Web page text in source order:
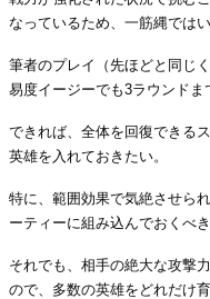
なっているため、一筋縄ではい
筆者のプレイ（先ほどと同じ
易度イージーでも3ラウンドま
できれば、全体を回復できる
英雄を入れておきたい。
特に、範囲効果で気絶させら
ーティーに組み込んでおくべき
それでも、相手の絶大な攻撃
ので、多数の英雄をどれだけ